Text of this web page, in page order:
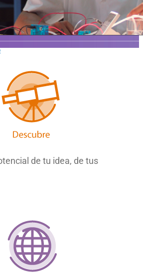
de tu idea, de tus